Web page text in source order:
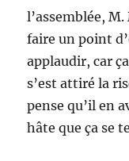
l’assemblée,
faire un point
applaudir, car
s’est attiré la
pense qu’il en
hâte que ça se